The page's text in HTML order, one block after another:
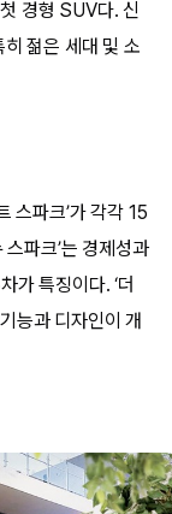
경형 SUV다. 신
젊은 세대 및 소
스파크’가 각각 15
파크’는 경제성과
가 특징이다. ‘더
능과 디자인이 개